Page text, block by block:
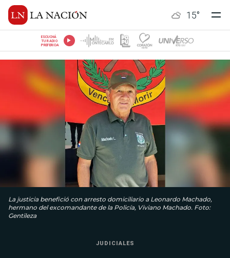
15°
ESCUCHÁ
TU RADIO
PREFERIDA
La justicia benefició con arresto domiciliario a Leonardo Machado,
hermano del excomandante de la Policía, Viviano Machado. Foto:
Gentileza
JUDICIALES